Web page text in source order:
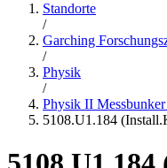
Standorte
/
Garching
/
Physik
/
Physik II
5108.U1.184